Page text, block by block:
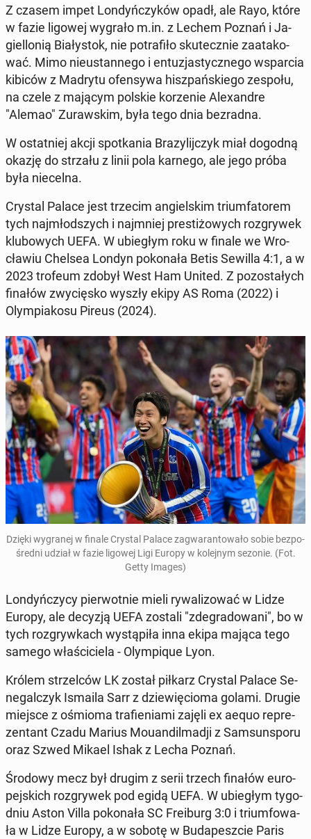
Z czasem impet Lon­dyń­czy­ków opadł, ale Rayo, które
w fazie ligowej wygrało m.in. z Lechem Poznań i Ja­
giel­lo­nią Bia­ły­stok, nie po­tra­fi­ło sku­tecz­nie za­ata­ko­
wać. Mimo nie­ustan­ne­go i en­tu­zja­stycz­ne­go wspar­cia
kibiców z Madrytu ofen­sy­wa hisz­pań­skie­go zespołu,
na czele z mającym polskie ko­rze­nie Ale­xan­dre
"Alemao" Zu­raw­skim, była tego dnia bez­rad­na.
W ostat­niej akcji spo­tka­nia Bra­zy­lij­czyk miał dogodną
okazję do strzału z linii pola karnego, ale jego próba
była nie­cel­na.
Crystal Palace jest trzecim an­giel­skim trium­fa­to­rem
tych naj­młod­szych i naj­mniej pre­sti­żo­wych roz­gry­wek
klu­bo­wych UEFA. W ubie­głym roku w finale we Wro­
cła­wiu Chelsea Londyn po­ko­na­ła Betis Sewilla 4:1, a w
2023 trofeum zdobył West Ham United. Z po­zo­sta­łych
finałów zwy­cię­sko wyszły ekipy AS Roma (2022) i
Olym­pia­ko­su Pireus (2024).
Dzięki wy­gra­nej w finale Crystal Palace za­gwa­ran­to­wa­ło sobie bez­po­
śred­ni udział w fazie ligowej Ligi Europy w ko­lej­nym sezonie. (Fot.
Getty Images)
Lon­dyń­czy­cy pier­wot­nie mieli ry­wa­li­zo­wać w Lidze
Europy, ale decyzją UEFA zostali "zde­gra­do­wa­ni", bo w
tych roz­gryw­kach wy­stą­pi­ła inna ekipa mająca tego
samego wła­ści­cie­la - Olym­pi­que Lyon.
Królem strzel­ców LK został piłkarz Crystal Palace Se­
ne­gal­czyk Ismaila Sarr z dzie­wię­cio­ma golami. Drugie
miejsce z ośmioma tra­fie­nia­mi zajęli ex aequo re­pre­
zen­tant Czadu Marius Mo­uan­dil­ma­dji z Sam­sun­spo­ru
oraz Szwed Mikael Ishak z Lecha Poznań.
Środowy mecz był drugim z serii trzech finałów eu­ro­
pej­skich roz­gry­wek pod egidą UEFA. W ubie­głym ty­go­
dniu Aston Villa po­ko­na­ła SC Fre­iburg 3:0 i trium­fo­wa­
ła w Lidze Europy, a w sobotę w Bu­da­pesz­cie Paris